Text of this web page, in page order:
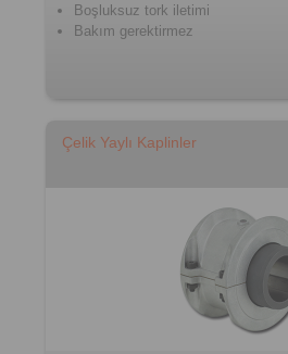
Boşluksuz tork iletimi
Bakım gerektirmez
Çelik Yaylı Kaplinler